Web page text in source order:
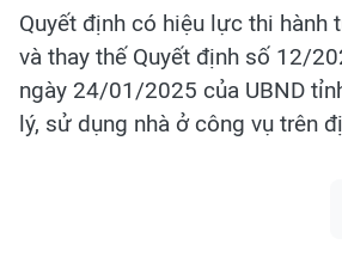
Quyết định có hiệu lực thi
và thay thế Quyết định số 12/
ngày 24/01/2025 của UBND
lý, sử dụng nhà ở công vụ trên